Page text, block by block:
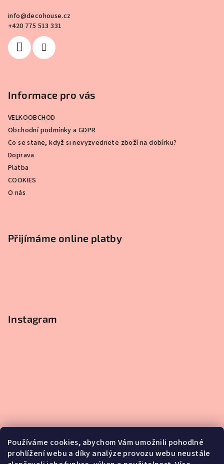
Používáme cookies, abychom Vám umožnili pohodlné
prohlížení webu a díky analýze provozu webu neustále
info@decohouse.cz
+420 775 513 331
Informace pro vás
VELKOOBCHOD
Obchodní podmínky a GDPR
Co se stane, když si nevyzvednete zboží na dobírku?
Doprava
Platba
COOKIES
O nás
Přijímáme online platby
Instagram